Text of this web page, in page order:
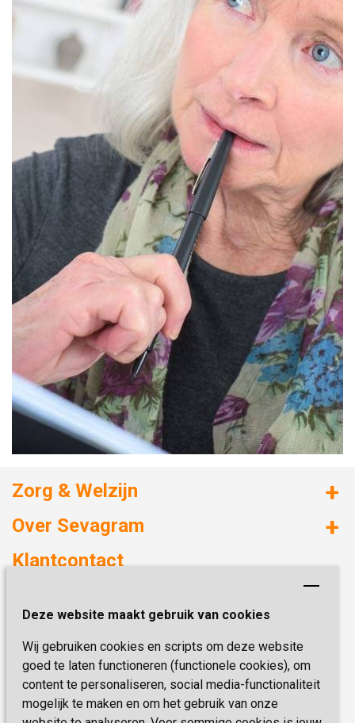
Deze website maakt gebruik van cookies
Wij gebruiken cookies en scripts om deze website
goed te laten functioneren (functionele cookies), om
content te personaliseren, social media-functionaliteit
mogelijk te maken en om het gebruik van onze
Zorg & Welzijn
Huizen met zorg
Onze specialiteiten
Over Sevagram
Duurzaamheid
Kwaliteit & Klantbeleving
Missie & Visie
Vastgoed
Klantcontact
6419 PB Heerlen
Telefoon:0900 777 4 777
E-mail:zorgbemiddeling@sevagram.nl
Schrijf je nu in!